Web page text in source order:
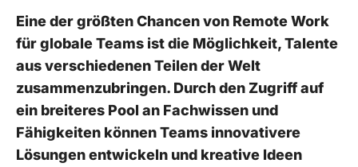
Eine ‍der⁣ größten ⁢Chancen von Remote ⁤Work‍
für⁢ globale Teams ist⁤ die Möglichkeit, ⁣Talente
aus​ verschiedenen‌ Teilen der ⁤Welt
zusammenzubringen. Durch⁣ den Zugriff ⁤auf
ein breiteres Pool an Fachwissen und
Fähigkeiten können Teams ⁣innovativere
Lösungen entwickeln und‍ kreative Ideen